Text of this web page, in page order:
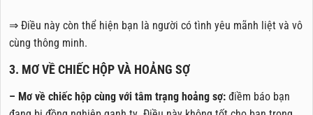
⇒ Điều này còn thể hiện bạn là người có tình yêu mãnh liệt và vô
cùng thông minh.
3. MƠ VỀ CHIẾC HỘP VÀ HOẢNG SỢ
– Mơ về chiếc hộp cùng với tâm trạng hoảng sợ: điềm báo bạn